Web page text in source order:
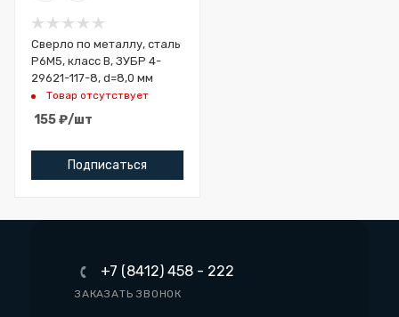
Сверло по металлу, сталь
Р6М5, класс В, ЗУБР 4-
29621-117-8, d=8,0 мм
Товар отсутствует
155₽/шт
Подписаться
+7 (8412) 458 - 222
ЗАКАЗАТЬ ЗВОНОК